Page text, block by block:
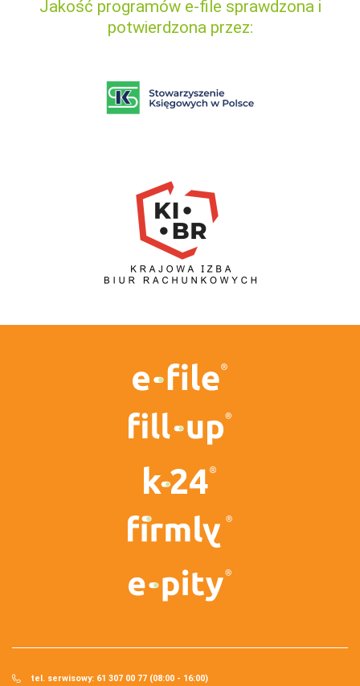
Jakość programów e-file sprawdzona i
potwierdzona przez:
tel. serwisowy: 61 307 00 77 (08:00 - 16:00)